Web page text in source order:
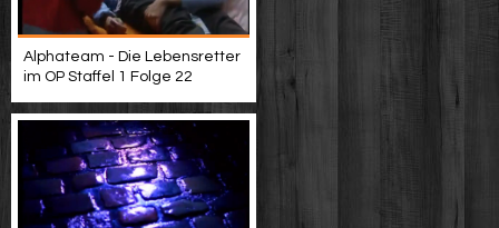
Alphateam - Die Lebensretter
im OP Staffel 1 Folge 22